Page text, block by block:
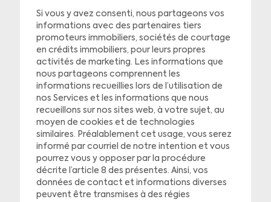
Si vous y avez consenti, nous partageons vos
informations avec des partenaires tiers
promoteurs immobiliers, sociétés de courtage
en crédits immobiliers, pour leurs propres
activités de marketing. Les informations que
nous partageons comprennent les
informations recueillies lors de l’utilisation de
nos Services et les informations que nous
recueillons sur nos sites web, à votre sujet, au
moyen de cookies et de technologies
similaires. Préalablement cet usage, vous serez
informé par courriel de notre intention et vous
pourrez vous y opposer par la procédure
décrite l’article 8 des présentes. Ainsi, vos
données de contact et informations diverses
peuvent être transmises à des régies